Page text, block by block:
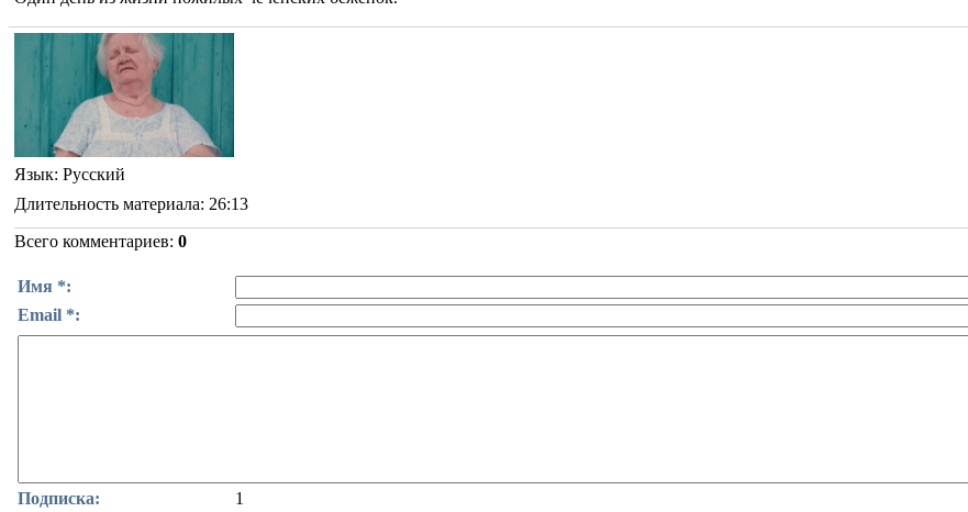
Язык: Русский
Длительность материала: 26:13
Всего комментариев: 0
Имя *:
Email *:
Подписка: 1